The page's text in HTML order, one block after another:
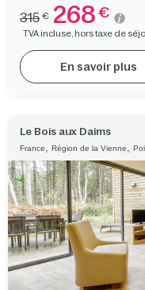
315 € 268 €
TVA incluse, hors taxe de
En savoir plus
Le Bois aux Daims
France Région de la Vienne